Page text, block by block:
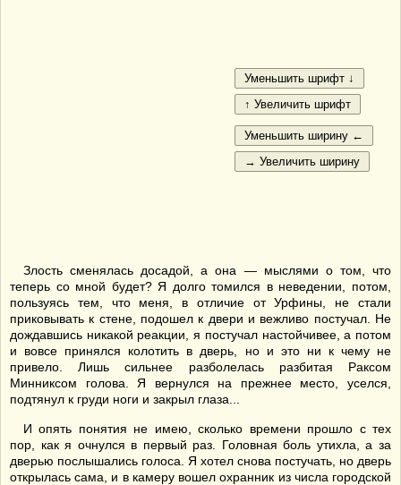
Злость сменялась досадой, а она — мыслями о том, что
теперь со мной будет? Я долго томился в неведении, потом,
пользуясь тем, что меня, в отличие от Урфины, не стали
приковывать к стене, подошел к двери и вежливо постучал. Не
дождавшись никакой реакции, я постучал настойчивее, а потом
и вовсе принялся колотить в дверь, но и это ни к чему не
привело. Лишь сильнее разболелась разбитая Раксом
Минниксом голова. Я вернулся на прежнее место, уселся,
подтянул к груди ноги и закрыл глаза...
И опять понятия не имею, сколько времени прошло с тех
пор, как я очнулся в первый раз. Головная боль утихла, а за
дверью послышались голоса. Я хотел снова постучать, но дверь
открылась сама, и в камеру вошел охранник из числа городской